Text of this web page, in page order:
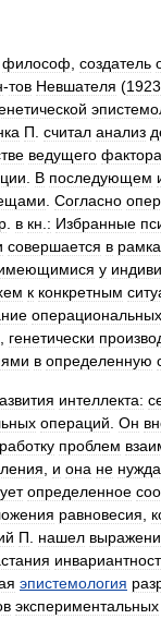
философ создатель
-тов Невшателя (1923
П считал анализ
ведущего фактора
В последующем
Согласно
в кн : Избранные
совершается в
у
к конкретным
операциональных
генетически
в определенную
интеллекта:
операций Он
проблем
и она не
определенное
равновесия
П нашел
эпистемология
экспериментальных